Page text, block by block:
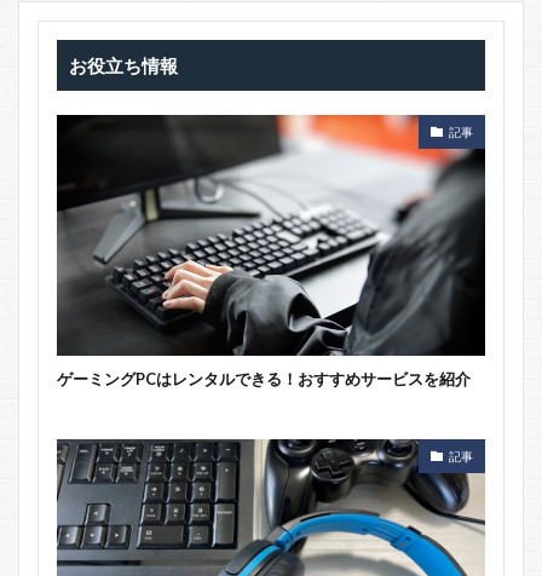
お役立ち情報
記事
ゲーミングPCはレンタルできる！おすすめサービスを紹介
記事